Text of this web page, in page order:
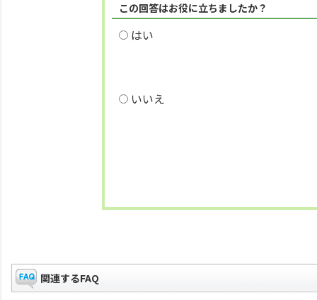
この回答はお役に立ちましたか？
はい
いいえ
関連するFAQ